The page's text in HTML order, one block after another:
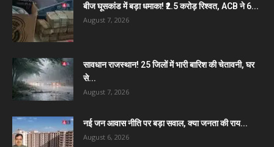
बीज घूसकांड में बड़ा धमाका! ₹2.5 करोड़ रिश्वत, ACB ने 6...
August 7, 2026
सावधान राजस्थान! 25 जिलों में भारी बारिश की चेतावनी, घर
से...
August 7, 2026
नई जन आवास नीति पर बड़ा सवाल, क्या जनता की राय...
August 6, 2026